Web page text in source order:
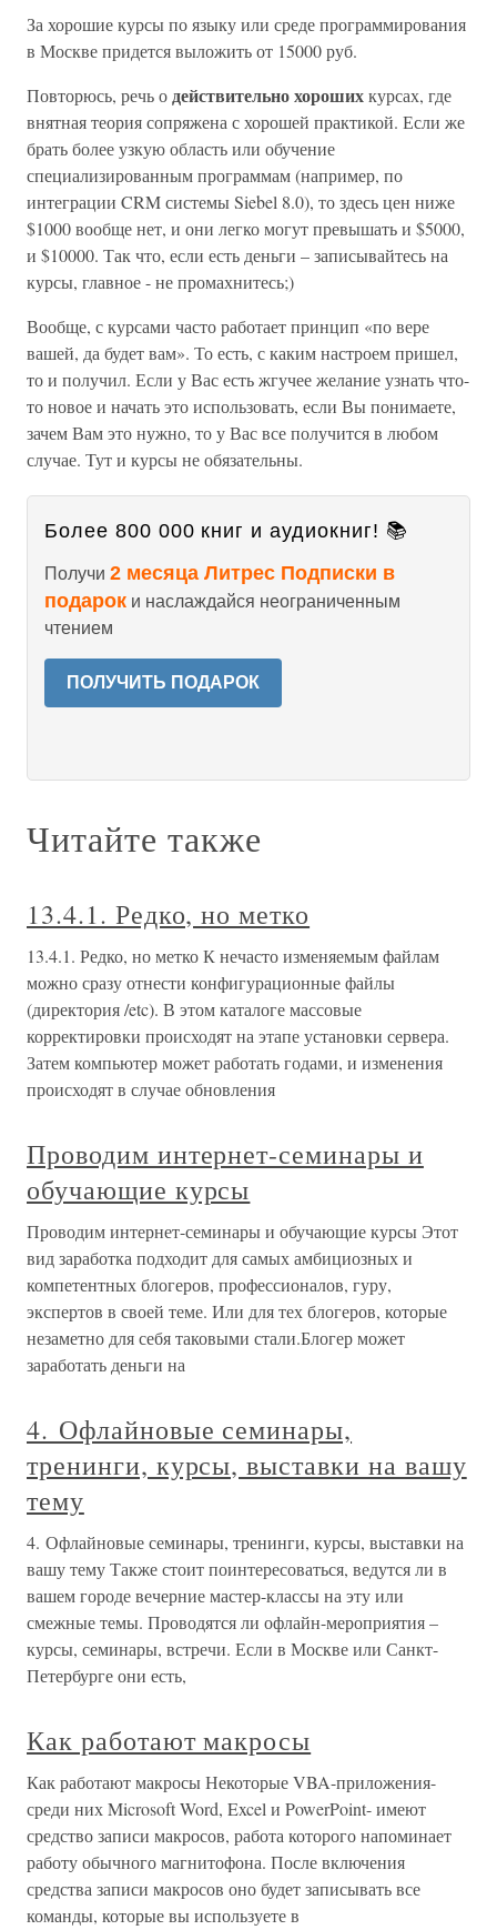
За хорошие курсы по языку или среде программирования
в Москве придется выложить от 15000 руб.
Повторюсь, речь одействительно хорошихкурсах, где
внятная теория сопряжена с хорошей практикой. Если же
брать более узкую область или обучение
специализированным программам (например, по
интеграции CRM системы Siebel 8.0), то здесь цен ниже
$1000 вообще нет, и они легко могут превышать и $5000,
и $10000. Так что, если есть деньги – записывайтесь на
курсы, главное - не промахнитесь;)
Вообще, с курсами часто работает принцип «по вере
вашей, да будет вам». То есть, с каким настроем пришел,
то и получил. Если у Вас есть жгучее желание узнать что-
то новое и начать это использовать, если Вы понимаете,
зачем Вам это нужно, то у Вас все получится в любом
случае. Тут и курсы не обязательны.
Более 800 000 книг и аудиокниг! 📚
Получи 2 месяца Литрес Подписки в
подарок и наслаждайся неограниченным
чтением
ПОЛУЧИТЬ ПОДАРОК
Читайте также
13.4.1. Редко, но метко
13.4.1. Редко, но метко К нечасто изменяемым файлам
можно сразу отнести конфигурационные файлы
(директория /etc). В этом каталоге массовые
корректировки происходят на этапе установки сервера.
Затем компьютер может работать годами, и изменения
происходят в случае обновления
Проводим интернет-семинары и
обучающие курсы
Проводим интернет-семинары и обучающие курсы Этот
вид заработка подходит для самых амбициозных и
компетентных блогеров, профессионалов, гуру,
экспертов в своей теме. Или для тех блогеров, которые
незаметно для себя таковыми стали.Блогер может
заработать деньги на
4. Офлайновые семинары,
тренинги, курсы, выставки на вашу
тему
4. Офлайновые семинары, тренинги, курсы, выставки на
вашу тему Также стоит поинтересоваться, ведутся ли в
вашем городе вечерние мастер-классы на эту или
смежные темы. Проводятся ли офлайн-мероприятия –
курсы, семинары, встречи. Если в Москве или Санкт-
Петербурге они есть,
Как работают макросы
Как работают макросы Некоторые VBA-приложения-
среди них Microsoft Word, Excel и PowerPoint- имеют
средство записи макросов, работа которого напоминает
работу обычного магнитофона. После включения
средства записи макросов оно будет записывать все
команды, которые вы используете в